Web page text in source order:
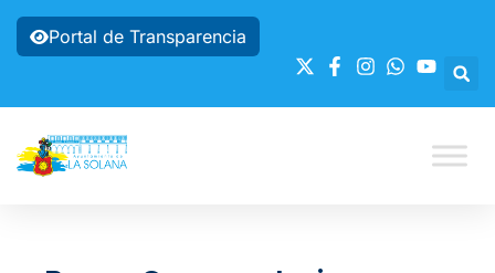
Portal de Transparencia